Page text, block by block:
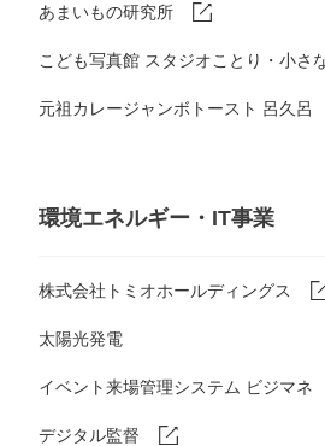
あまいもの研究所
こども写真館 スタジオことり・小さ
元祖カレージャンボトースト 呂久呂
環境エネルギー・IT事業
株式会社トミオホールディングス
太陽光発電
イベント来場管理システム ビジマネ
デジタル監督